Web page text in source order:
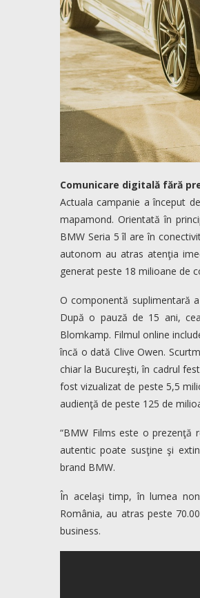
Comunicare digitală fără
Actuala campanie a început
mapamond. Orientată în
BMW Seria 5 îl are în
autonom au atras atenţia
generat peste 18 milioane de
O componentă suplimentară
După o pauză de 15 ani,
Blomkamp. Filmul online
încă o dată Clive Owen.
chiar la Bucureşti, în cadrul
fost vizualizat de peste 5,5
audienţă de peste 125 de
“BMW Films este o prezenţă
autentic poate susţine şi
brand BMW.
În acelaşi timp, în lumea
România, au atras peste
business.